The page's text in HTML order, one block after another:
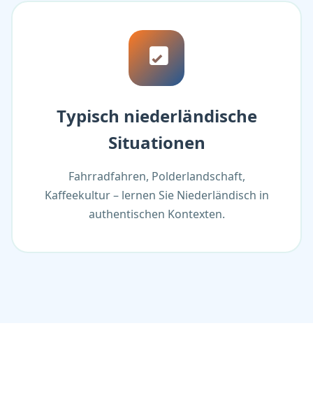
Typisch niederländische
Situationen
Fahrradfahren, Polderlandschaft,
Kaffeekultur – lernen Sie Niederländisch in
authentischen Kontexten.